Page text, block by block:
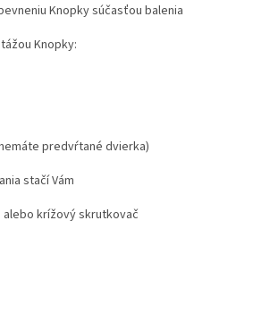
Knopky súčasťou balenia
Knopky:
predvŕtané dvierka)
stačí Vám
krížový skrutkovač